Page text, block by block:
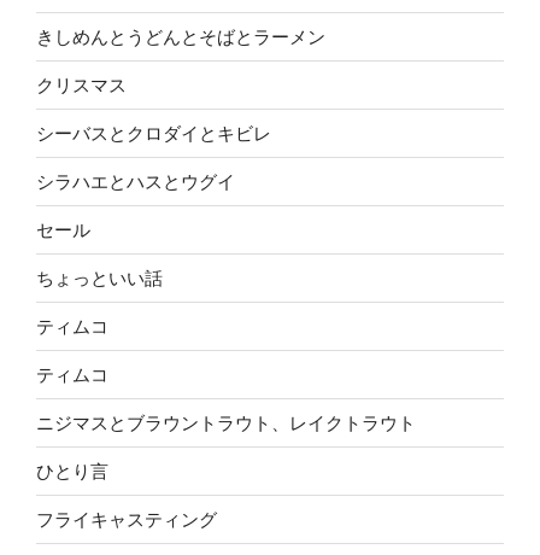
きしめんとうどんとそばとラーメン
クリスマス
シーバスとクロダイとキビレ
シラハエとハスとウグイ
セール
ちょっといい話
ティムコ
ティムコ
ニジマスとブラウントラウト、レイクトラウト
ひとり言
フライキャスティング